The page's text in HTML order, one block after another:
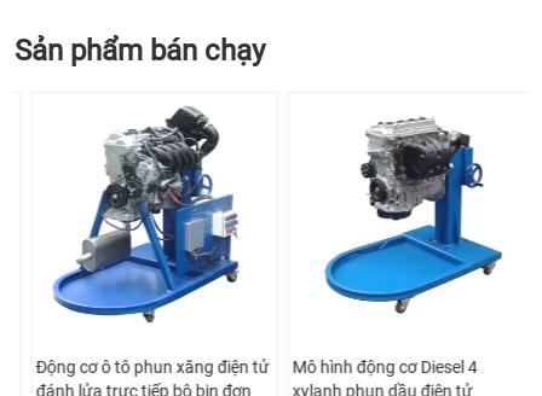
Sản phẩm bán chạy
Động cơ ô tô phun xăng điện tử
đánh lửa trực tiếp bô bin đơn
Mô hình động cơ Diesel 4
xylanh phun dầu điện tử